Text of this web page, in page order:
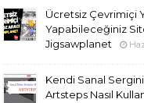
Ücretsiz Çevrimiçi
Yapabileceğiniz
Jigsawplanet
Kendi Sanal
Artsteps Nasıl